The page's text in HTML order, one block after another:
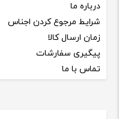
درباره ما
شرایط مرجوع کردن اجناس
زمان ارسال کالا
پیگیری سفارشات
تماس با ما